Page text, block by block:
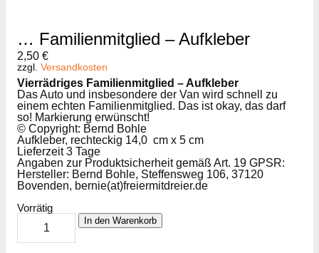
… Familienmitglied – Aufkleber
2,50 €
zzgl. Versandkosten
Vierrädriges Familienmitglied – Aufkleber
Das Auto und insbesondere der Van wird schnell zu
einem echten Familienmitglied. Das ist okay, das darf
so! Markierung erwünscht!
© Copyright: Bernd Bohle
Aufkleber, rechteckig 14,0 cm x 5 cm
Lieferzeit 3 Tage
Angaben zur Produktsicherheit gemäß Art. 19 GPSR:
Hersteller: Bernd Bohle, Steffensweg 106, 37120
Bovenden, bernie(at)freiermitdreier.de
Vorrätig
...
Familienmitglied
-
In den Warenkorb